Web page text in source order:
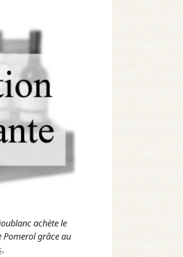
achète le
Pomerol grâce au
.